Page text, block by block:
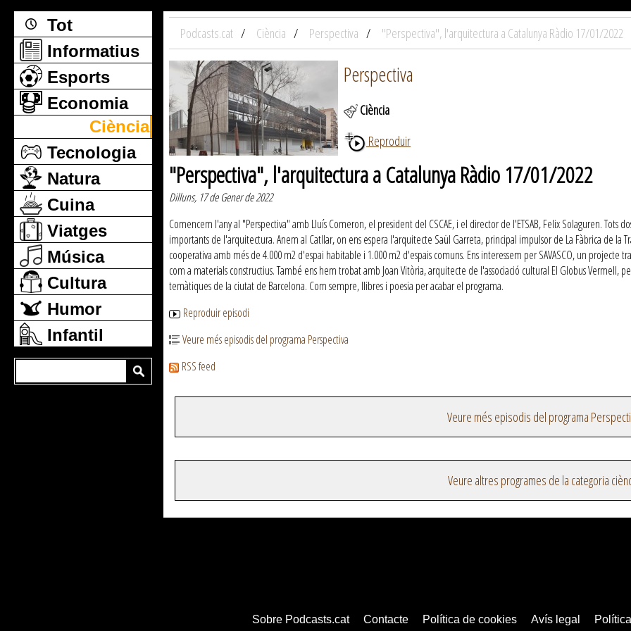
Tot
Informatius
Esports
Economia
Ciència
Tecnologia
Natura
Cuina
Viatges
Música
Cultura
Humor
Infantil
Podcasts.cat Ciència Perspectiva "Perspectiva", l'arquitectura a Catalunya Ràdio 17/01/2022
Perspectiva
Ciència
Reproduir
"Perspectiva", l'arquitectura a Catalunya Ràdio 17/01/2022
Dilluns, 17 de Gener de 2022
Comencem l'any al "Perspectiva" amb Lluís Comeron, el president del CSCAE, i el director de l'ETSAB, Felix Solaguren. Tots
importants de l'arquitectura. Anem al Catllar, on ens espera l'arquitecte Saül Garreta, principal impulsor de La Fàbrica de la
cooperativa amb més de 4.000 m2 d'espai habitable i 1.000 m2 d'espais comuns. Ens interessem per SAVASCO, un
com a materials constructius. També ens hem trobat amb Joan Vitòria, arquitecte de l'associació cultural El Globus
temàtiques de la ciutat de Barcelona. Com sempre, llibres i poesia per acabar el programa.
Reproduir episodi
Veure més episodis del programa Perspectiva
RSS feed
Veure més episodis del programa
Veure altres programes de la categoria
Sobre Podcasts.cat Contacte Política de cookies Avís legal